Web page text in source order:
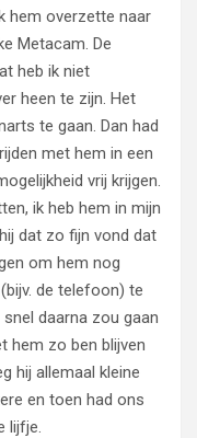
hem overzette naar
Metacam. De
heb ik niet
heen te zijn. Het
te gaan. Dan had
met hem in een
vrij krijgen.
ik heb hem in mijn
dat zo fijn vond dat
om hem nog
de telefoon) te
daarna zou gaan
hem zo ben blijven
hij allemaal kleine
en toen had ons
lijfje.